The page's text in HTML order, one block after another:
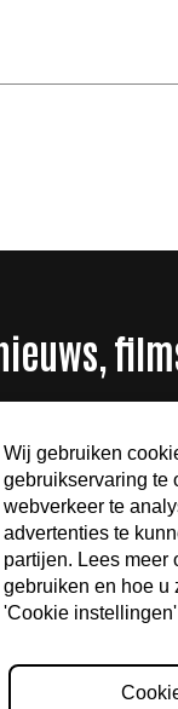
Wij gebruiken
gebruikservaring te
webverkeer te
advertenties te
partijen. Lees meer
gebruiken en hoe u
'Cookie